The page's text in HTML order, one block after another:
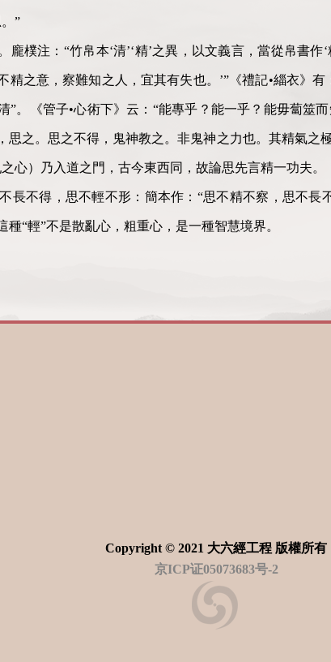
”
龐樸注：“竹帛本‘清’‘精’之異，以文義言，當從帛書作
精之意，察難知之人，宜其有失也。’”《禮記•緇衣》有
”。《管子•心術下》云：“能專乎？能一乎？能毋蔔筮
思之。思之不得，鬼神教之。非鬼神之力也。其精氣之
心）乃入道之門，古今東西同，故論思先言精一功夫。
長不得，思不輕不形：簡本作：“思不精不察，思不長
種“輕”不是散亂心，粗重心，是一種智慧境界。
Copyright © 2021 大六經工程 版權所有
京ICP证05073683号-2